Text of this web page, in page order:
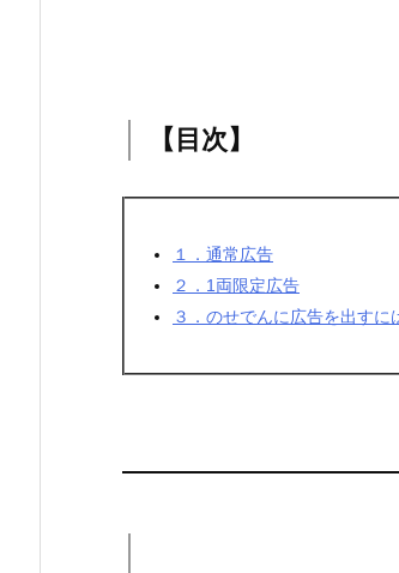
【目次】
１．通常広告
２．1両限定広告
３．のせでんに広告を出すに